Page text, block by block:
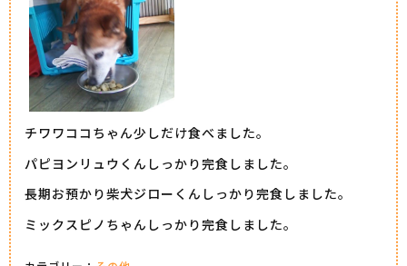
チワワココちゃん少しだけ食べました。
パピヨンリュウくんしっかり完食しました。
長期お預かり柴犬ジローくんしっかり完食しました。
ミックスピノちゃんしっかり完食しました。